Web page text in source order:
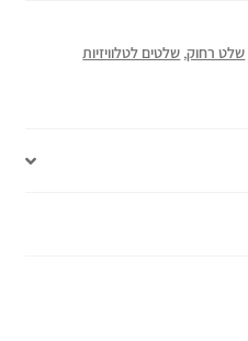
שלט רחוק, שלטים לטלוויזיות